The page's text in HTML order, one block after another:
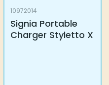
10972014
Signia Portable
Charger Styletto X